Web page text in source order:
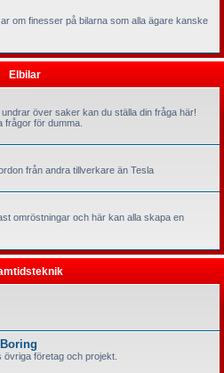
om finesser på bilarna som alla ägare kanske
Elbilar
över saker kan du ställa din fråga här!
frågor för dumma.
från andra tillverkare än Tesla
omröstningar och här kan alla skapa en
företag och projekt.